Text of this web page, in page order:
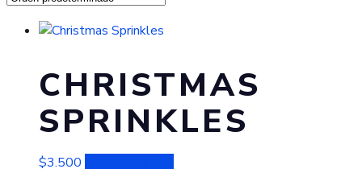
CHRISTMAS
SPRINKLES
$3.500